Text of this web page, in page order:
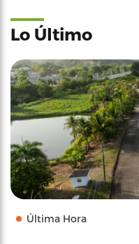
Lo Último
Última Hora